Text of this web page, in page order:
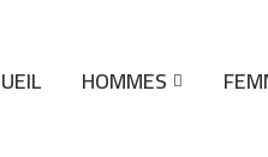
HOMMES